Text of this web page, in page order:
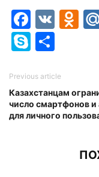
VK
Skype
Previous article
Казахстанцам
число смартфонов и
для личного